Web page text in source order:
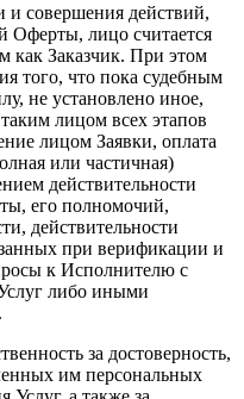
и совершения действий,
Оферты, лицо считается
как Заказчик. При этом
того, что пока судебным
не установлено иное,
лицом всех этапов
лицом Заявки, оплата
или частичная)
действительности
его полномочий,
действительности
при верификации и
к Исполнителю с
либо иными
за достоверность,
им персональных